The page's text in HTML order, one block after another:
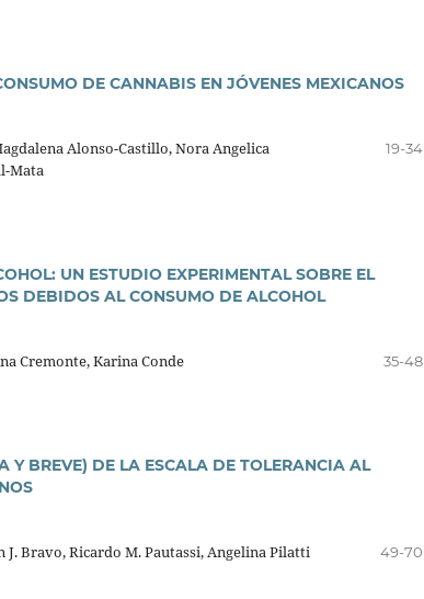
DE CANNABIS EN JÓVENES MEXICANOS
Alonso-Castillo, Nora Angelica
Mata
19-34
UN ESTUDIO EXPERIMENTAL SOBRE EL
DEBIDOS AL CONSUMO DE ALCOHOL
Cremonte, Karina Conde 35-48
Y BREVE) DE LA ESCALA DE TOLERANCIA AL
Bravo, Ricardo M. Pautassi, Angelina Pilatti 49-70